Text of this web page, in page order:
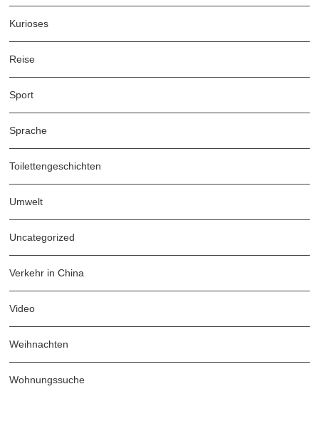
Kurioses
Reise
Sport
Sprache
Toilettengeschichten
Umwelt
Uncategorized
Verkehr in China
Video
Weihnachten
Wohnungssuche